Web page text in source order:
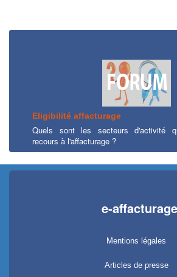
Eligibilité affacturage
Quels sont les secteurs d'activité
recours à l'affacturage ?
e-affacturage
Mentions légales
Articles de presse